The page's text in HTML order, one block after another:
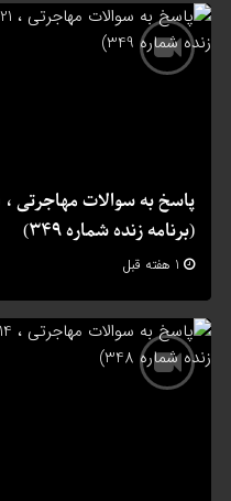
(برنامه زنده شماره 349)
1 هفته قبل